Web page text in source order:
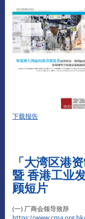
下载报告
「大湾区港
暨 香港工业
顾短片
(一) 厂商会领导致辞